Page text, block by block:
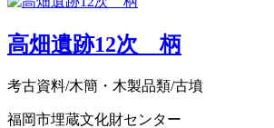
高畑遺跡12次 柄
考古資料/木簡・木製品類/古墳
福岡市埋蔵文化財センター